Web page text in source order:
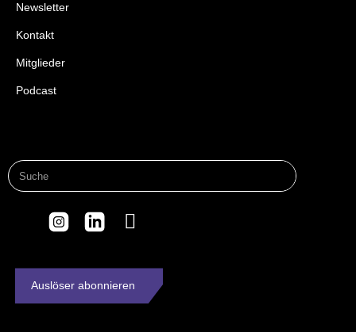
Newsletter
Kontakt
Mitglieder
Podcast
Auslöser abonnieren